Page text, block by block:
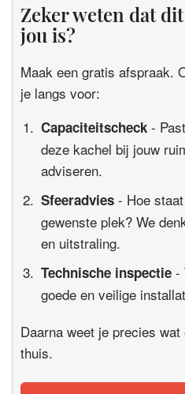
Zeker weten dat
jou is?
Maak een gratis afspraak.
je langs voor:
Capaciteitscheck -
deze kachel bij jouw
adviseren.
Sfeeradvies - Hoe
gewenste plek? We
en uitstraling.
Technische inspectie -
goede en veilige
Daarna weet je precies
thuis.